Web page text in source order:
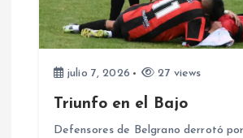
julio 7, 2026 27 views
Triunfo en el Bajo
Defensores de Belgrano derrotó